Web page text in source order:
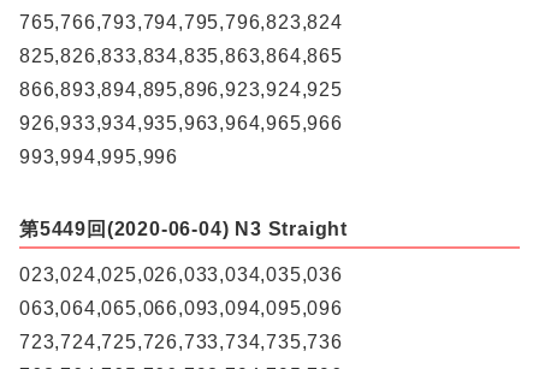
765,766,793,794,795,796,823,824
825,826,833,834,835,863,864,865
866,893,894,895,896,923,924,925
926,933,934,935,963,964,965,966
993,994,995,996
第5449回(2020-06-04) N3 Straight
023,024,025,026,033,034,035,036
063,064,065,066,093,094,095,096
723,724,725,726,733,734,735,736